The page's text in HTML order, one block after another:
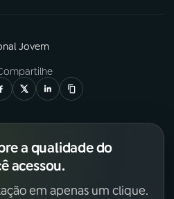
Jovem
a qualidade do
acessou.
em apenas um clique.